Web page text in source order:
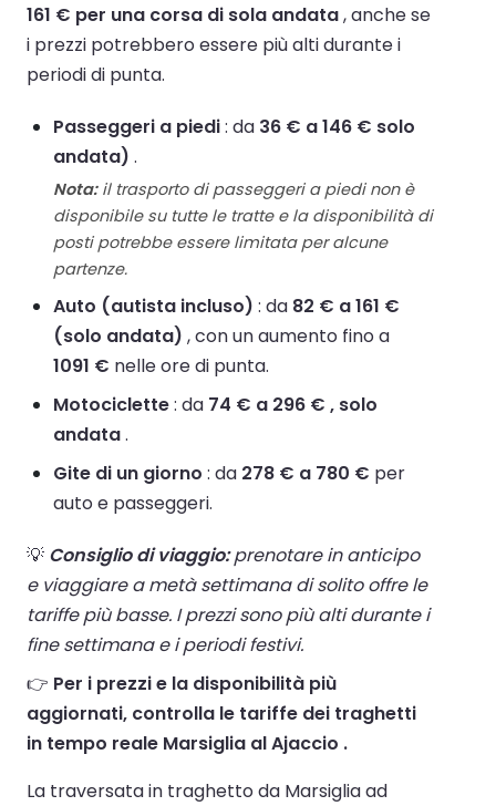
161 € per una corsa di sola andata, anche se
i prezzi potrebbero essere più alti durante i
periodi di punta.
Passeggeri a piedi: da 36 € a 146 € solo
andata) .
Nota:il trasporto di passeggeri a piedi non è
disponibile su tutte le tratte e la disponibilità di
posti potrebbe essere limitata per alcune
partenze.
Auto (autista incluso) : da 82 € a 161 €
(solo andata) , con un aumento fino a
1091 € nelle ore di punta.
Motociclette: da 74 € a 296 € , solo
andata.
Gite di un giorno : da 278 € a 780 € per
auto e passeggeri.
💡 Consiglio di viaggio:prenotare in anticipo
e viaggiare a metà settimana di solito offre le
tariffe più basse. I prezzi sono più alti durante i
fine settimana e i periodi festivi.
👉 Per i prezzi e la disponibilità più
aggiornati, controlla le tariffe dei traghetti
in tempo reale Marsiglia al Ajaccio .
La traversata in traghetto da Marsiglia ad